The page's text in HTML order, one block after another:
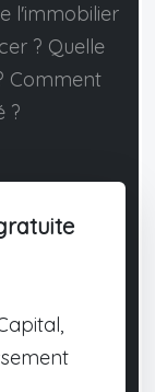
l'immobilier
? Quelle
Comment
?